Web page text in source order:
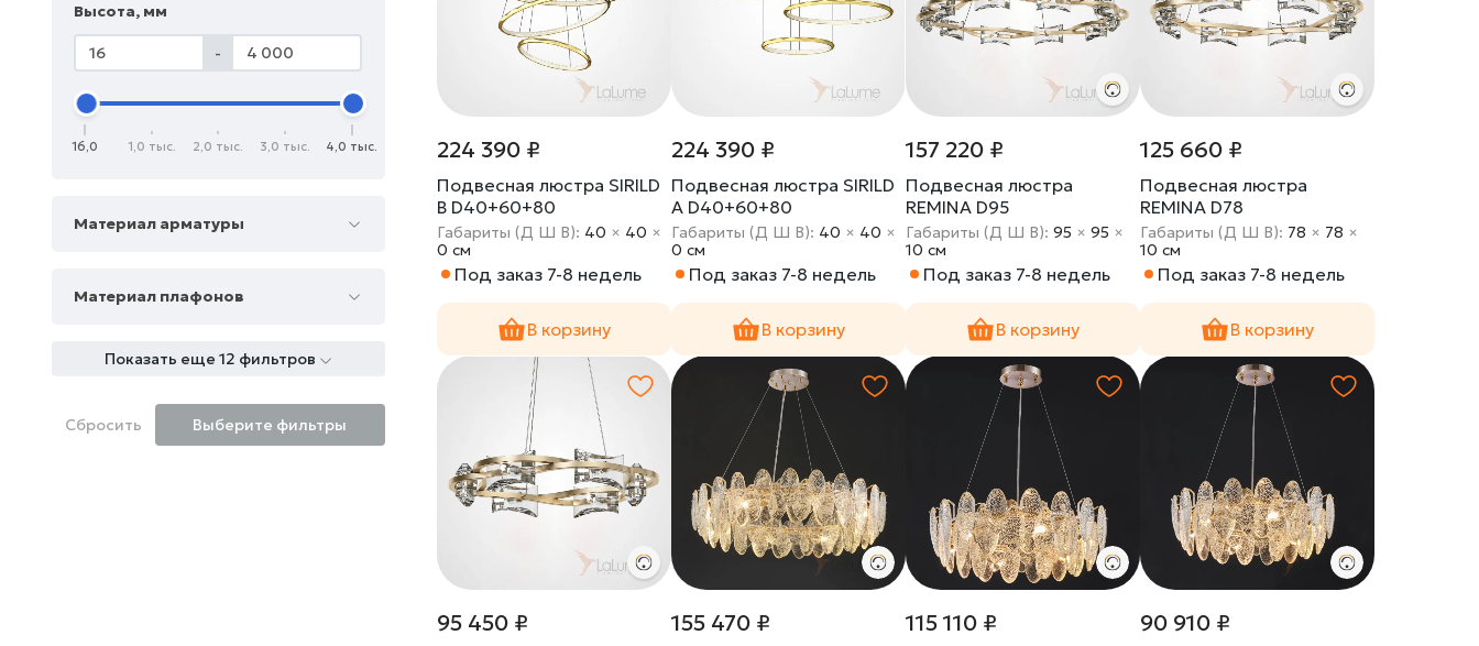
Высота, мм
-
16,0 1,0 тыс. 2,0 тыс. 3,0 тыс. 4,0 тыс.
Материал арматуры
Материал плафонов
Показать еще 12 фильтров
Сбросить Выберите фильтры
224 390 ₽
Подвесная люстра SIRILD
B D40+60+80
Габариты (Д Ш В): 40 × 40 ×
0 cм
Под заказ 7-8 недель
В корзину
224 390 ₽
Подвесная люстра SIRILD
A D40+60+80
Габариты (Д Ш В): 40 × 40 ×
0 cм
Под заказ 7-8 недель
В корзину
157 220 ₽
Подвесная люстра
REMINA D95
Габариты (Д Ш В): 95 × 95 ×
10 cм
Под заказ 7-8 недель
В корзину
125 660 ₽
Подвесная люстра
REMINA D78
Габариты (Д Ш В): 78 × 78 ×
10 cм
Под заказ 7-8 недель
В корзину
95 450 ₽ 155 470 ₽ 115 110 ₽ 90 910 ₽